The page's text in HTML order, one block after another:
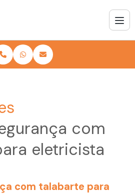
com
eletricista
com talabarte para